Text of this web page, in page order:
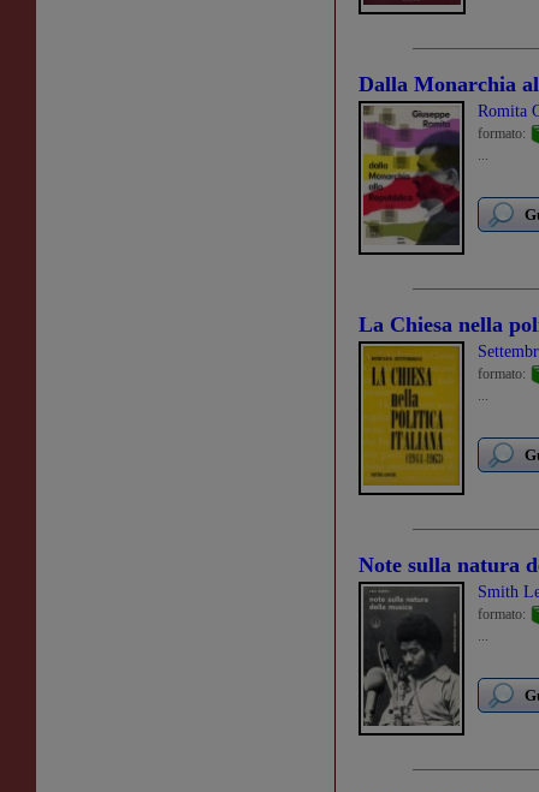
Dalla Monarchia
Romita
formato:
...
La Chiesa nella
formato:
...
Note sulla natura
Smith
formato:
...